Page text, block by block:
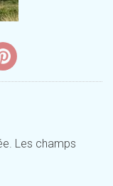
Les champs